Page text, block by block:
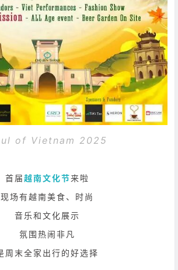
of Vietnam 2025
首届越南文化节来啦
现场有越南美食、时尚
音乐和文化展示
氛围热闹非凡
周末全家出行的好选择